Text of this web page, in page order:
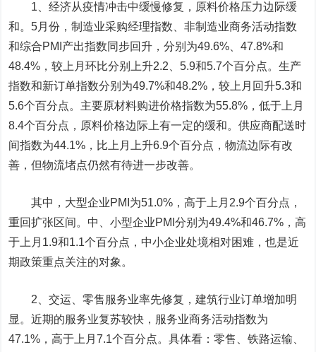
1、经济从疫情冲击中缓慢修复，原料价格压力边际缓
和。5月份，制造业采购经理指数、非制造业商务活动指数
和综合PMI产出指数同步回升，分别为49.6%、47.8%和
48.4%，较上月环比分别上升2.2、5.9和5.7个百分点。生产
指数和新订单指数分别为49.7%和48.2%，较上月回升5.3和
5.6个百分点。主要原材料购进价格指数为55.8%，低于上月
8.4个百分点，原料价格边际上有一定的缓和。供应商配送时
间指数为44.1%，比上月上升6.9个百分点，物流边际有改
善，但物流堵点仍然有待进一步改善。
其中，大型企业PMI为51.0%，高于上月2.9个百分点，
重回扩张区间。中、小型企业PMI分别为49.4%和46.7%，高
于上月1.9和1.1个百分点，中小企业处境相对困难，也是近
期政策重点关注的对象。
2、交运、零售服务业率先修复，建筑行业订单增加明
显。近期的服务业复苏较快，服务业商务活动指数为
47.1%，高于上月7.1个百分点。具体看：零售、铁路运输、